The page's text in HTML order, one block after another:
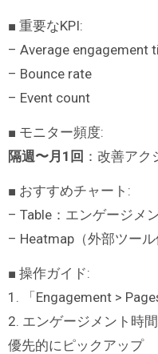
■ 重要なKPI:
– Average engagement
– Bounce rate
– Event count
■ モニター頻度:
隔週〜月 1 回 ：改善ア
■ おすすめチャート:
– Table：エンゲージメ
– Heatmap（外部ツール
■ 操作ガイド:
1. 「Engagement >
2. エンゲージメント時
優先的にピックアップ